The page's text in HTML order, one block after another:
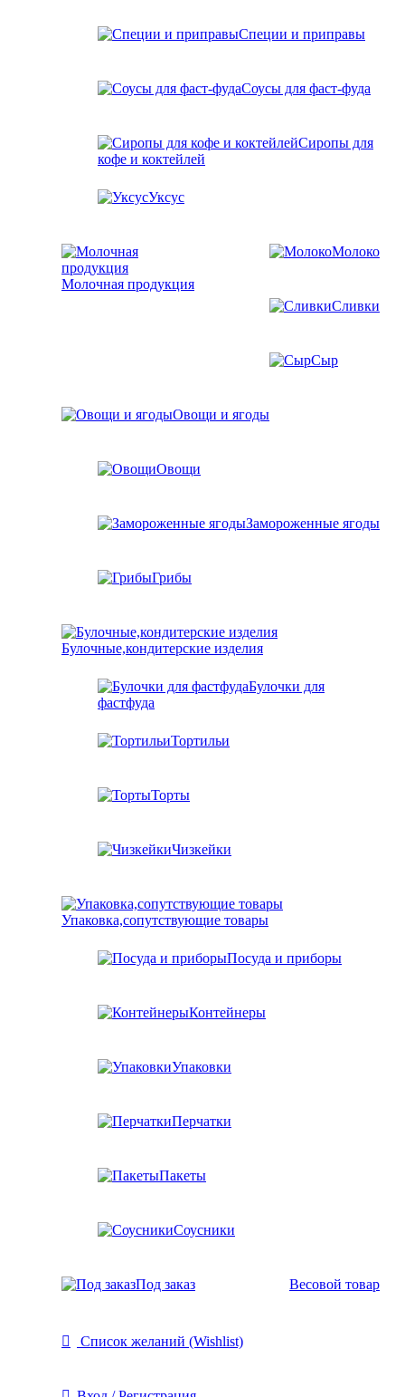
Специи и приправы
Соусы для фаст-фуда
Сиропы для
кофе и коктейлей
Уксус
Молочная продукция
Молоко
Сливки
Сыр
Овощи и ягоды
Овощи
Замороженные ягоды
Грибы
Булочные,кондитерские изделия
Булочки для
фастфуда
Тортильи
Торты
Чизкейки
Упаковка,сопутствующие товары
Посуда и приборы
Контейнеры
Упаковки
Перчатки
Пакеты
Соусники
Под заказ Весовой товар
Список желаний (Wishlist)